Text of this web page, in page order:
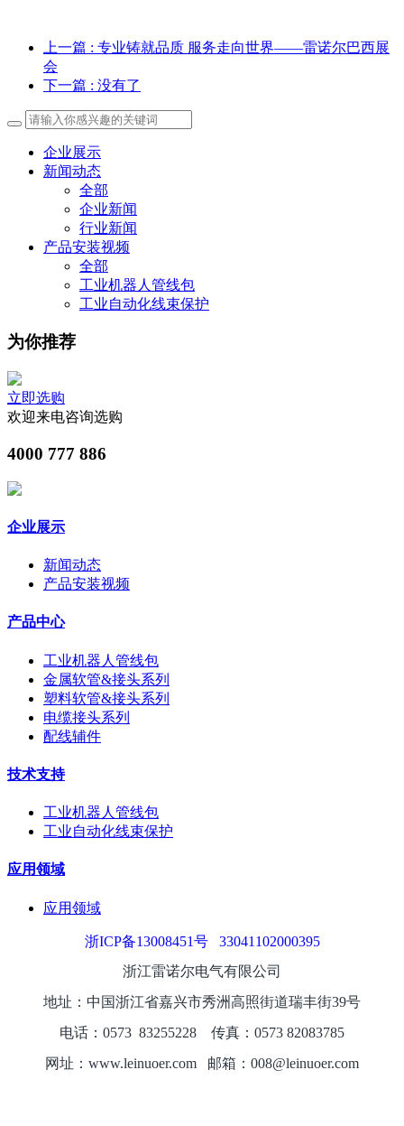
上一篇 : 专业铸就品质 服务走向世界——雷诺尔巴西展
会
下一篇 : 没有了
企业展示
新闻动态
全部
企业新闻
行业新闻
产品安装视频
全部
工业机器人管线包
工业自动化线束保护
为你推荐
立即选购
欢迎来电咨询选购
4000 777 886
企业展示
新闻动态
产品安装视频
产品中心
工业机器人管线包
金属软管&接头系列
塑料软管&接头系列
电缆接头系列
配线辅件
技术支持
工业机器人管线包
工业自动化线束保护
应用领域
应用领域
浙ICP备13008451号
33041102000395
浙江雷诺尔电气有限公司
地址：中国浙江省嘉兴市秀洲高照街道瑞丰街39号
电话：0573 83255228
传真：0573 82083785
网址：www.leinuoer.com 邮箱：008@leinuoer.com